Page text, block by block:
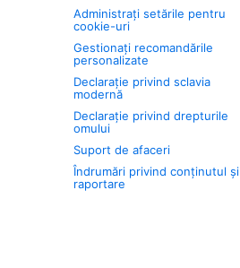
Administrați setările pentru
cookie-uri
Gestionați recomandările
personalizate
Declarație privind sclavia
modernă
Declarație privind drepturile
omului
Suport de afaceri
Îndrumări privind conținutul și
raportare